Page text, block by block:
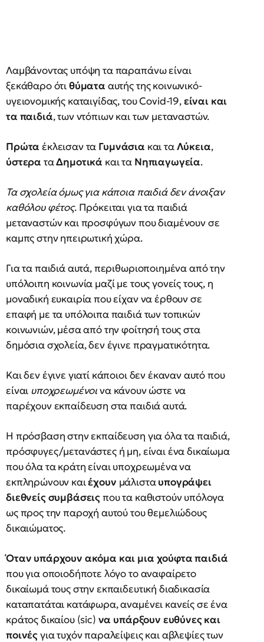
Λαμβάνοντας υπόψη τα παραπάνω είναι
ξεκάθαρο ότιθύματα αυτής της κοινωνικό-
υγειονομικής καταιγίδας, του Covid-19,είναι και
τα παιδιά, των ντόπιων και των μεταναστών.
Πρώταέκλεισαν τα Γυμνάσια και ταΛύκεια,
ύστερα ταΔημοτικά και τα Νηπιαγωγεία.
Τα σχολεία όμως για κάποια παιδιά δεν άνοιξαν
καθόλου φέτος. Πρόκειται για τα παιδιά
μεταναστών και προσφύγων που διαμένουν σε
καμπς στην ηπειρωτική χώρα.
Για τα παιδιά αυτά, περιθωριοποιημένα από την
υπόλοιπη κοινωνία μαζί με τους γονείς τους, η
μοναδική ευκαιρία που είχαν να έρθουν σε
επαφή με τα υπόλοιπα παιδιά των τοπικών
κοινωνιών, μέσα από την φοίτησή τους στα
δημόσια σχολεία, δεν έγινε πραγματικότητα.
Και δεν έγινε γιατί κάποιοι δεν έκαναν αυτό που
είναι υποχρεωμένοινα κάνουν ώστε να
παρέχουν εκπαίδευση στα παιδιά αυτά.
Η πρόσβαση στην εκπαίδευση για όλα τα παιδιά,
πρόσφυγες/μετανάστες ή μη, είναι ένα δικαίωμα
που όλα τα κράτη είναι υποχρεωμένα να
εκπληρώνουν καιέχουν μάλισταυπογράψει
διεθνείς συμβάσειςπου τα καθιστούν υπόλογα
ως προς την παροχή αυτού του θεμελιώδους
δικαιώματος.
Όταν υπάρχουν ακόμα και μια χούφτα παιδιά
που για οποιοδήποτε λόγο το αναφαίρετο
δικαίωμά τους στην εκπαιδευτική διαδικασία
καταπατάται κατάφωρα, αναμένει κανείς σε ένα
κράτος δικαίου (sic) να υπάρξουν ευθύνες και
ποινέςγια τυχόν παραλείψεις και αβλεψίες των